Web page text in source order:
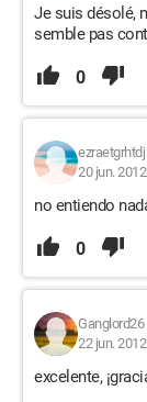
Je suis désolé,
semble pas
0
ezraetgrhtdj
20 jun.
no entiendo
0
Ganglord26
22 jun.
excelente,